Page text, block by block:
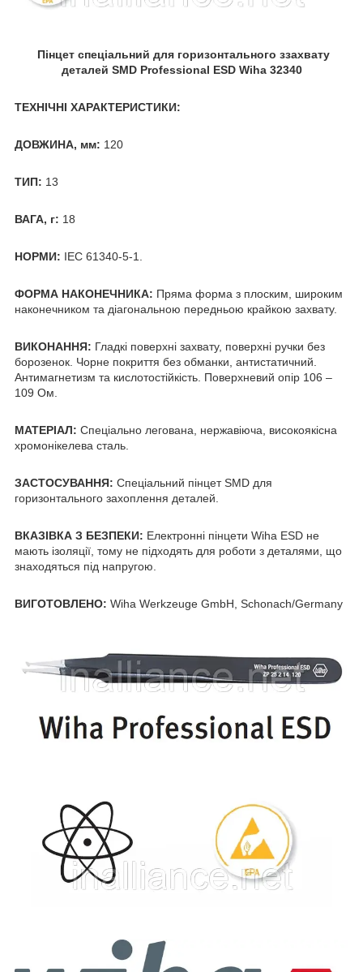
Пінцет спеціальний для горизонтального ззахвату
деталей SMD Professional ESD Wiha 32340
ТЕХНІЧНІ ХАРАКТЕРИСТИКИ:
ДОВЖИНА, мм: 120
ТИП: 13
ВАГА, г: 18
НОРМИ: IEC 61340-5-1.
ФОРМА НАКОНЕЧНИКА: Пряма форма з плоским, широким
наконечником та діагональною передньою крайкою захвату.
ВИКОНАННЯ: Гладкі поверхні захвату, поверхні ручки без
борозенок. Чорне покриття без обманки, антистатичний.
Антимагнетизм та кислотостійкість. Поверхневий опір 106 –
109 Ом.
МАТЕРІАЛ: Спеціально легована, нержавіюча, високоякісна
хромонікелева сталь.
ЗАСТОСУВАННЯ: Спеціальний пінцет SMD для
горизонтального захоплення деталей.
ВКАЗІВКА З БЕЗПЕКИ: Електронні пінцети Wiha ESD не
мають ізоляції, тому не підходять для роботи з деталями, що
знаходяться під напругою.
ВИГОТОВЛЕНО: Wiha Werkzeuge GmbH, Schonach/Germany